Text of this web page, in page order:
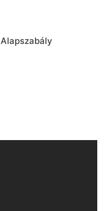
Alapszabály